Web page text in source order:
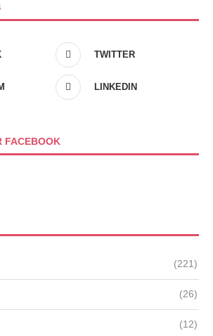
TWITTER
LINKEDIN
FACEBOOK
(221)
(26)
(12)